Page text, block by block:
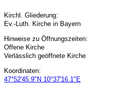
Kirchl. Gliederung:
Ev.-Luth. Kirche in Bayern
Hinweise zu Öffnungszeiten:
Offene Kirche
Verlässlich geöffnete Kirche
Koordinaten:
47°52'45.9"N 10°37'16.1"E